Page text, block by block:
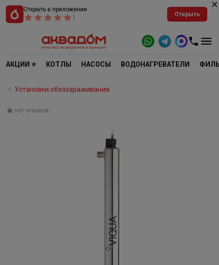
Открыть в приложении
1
Открыть
АКЦИИ ⭐ КОТЛЫ НАСОСЫ ВОДОНАГРЕВАТЕЛИ
Установки обеззараживания
нет отзывов